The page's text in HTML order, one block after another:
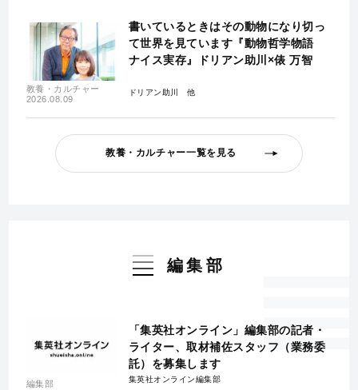
教養・カルチャー
2026.08.09
書いているときはその動物になり切っ
て世界を見ています『動物哲学物語
ナイス実存』ドリアン助川×俵 万智
ドリアン助川
教養・カルチャー一覧を見る
編集部
編集部
「集英社オンライン」編集部の記者・
ライター、取材補佐スタッフ（業務委
託）を募集します
集英社オンライン編集部